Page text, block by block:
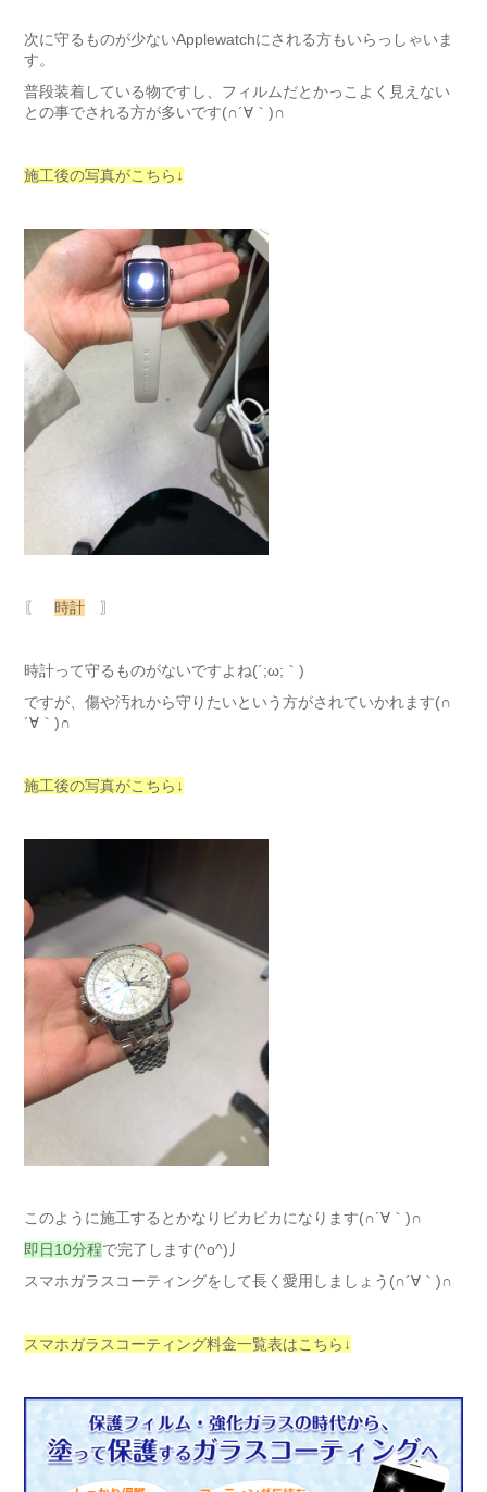
次に守るものが少ないApplewatchにされる方もいらっしゃいま
す。
普段装着している物ですし、フィルムだとかっこよく見えない
との事でされる方が多いです(∩´∀｀)∩
施工後の写真がこちら↓
〖 時計〗
時計って守るものがないですよね(´;ω;｀)
ですが、傷や汚れから守りたいという方がされていかれます(∩
´∀｀)∩
施工後の写真がこちら↓
このように施工するとかなりピカピカになります(∩´∀｀)∩
即日10分程で完了します(^o^)丿
スマホガラスコーティングをして長く愛用しましょう(∩´∀｀)∩
スマホガラスコーティング料金一覧表はこちら↓